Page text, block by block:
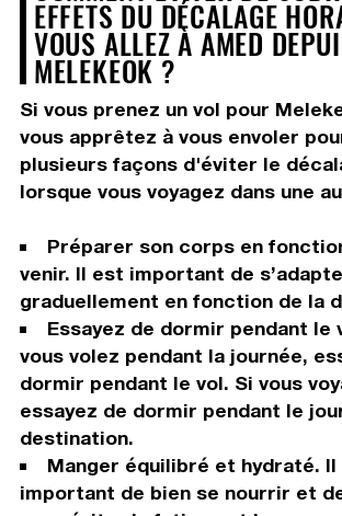
EFFETS DU DÉCALAGE
VOUS ALLEZ À AMED
MELEKEOK ?
Si vous prenez un vol pour
vous apprêtez à vous envoler
plusieurs façons d'éviter le
lorsque vous voyagez dans une
Préparer son corps en
venir. Il est important de
graduellement en fonction de la
Essayez de dormir pendant le
vous volez pendant la journée,
dormir pendant le vol. Si vous
essayez de dormir pendant le
destination.
Manger équilibré et hydraté. Il
important de bien se nourrir et